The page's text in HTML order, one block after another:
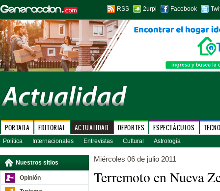
RSS 2urpi Facebook
PORTADA EDITORIAL ACTUALIDAD DEPORTES ESPECTÁCULOS
Política Internacionales Entrevistas Cultural Astrología
Nuestros sitios
Opinión
Miércoles 06 de julio 2011
Terremoto en Nueva